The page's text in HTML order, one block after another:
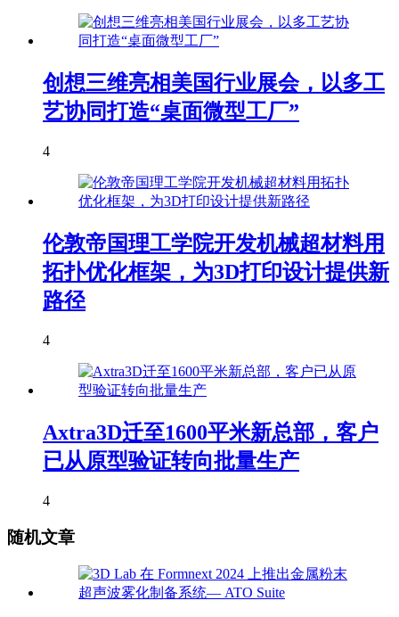
创想三维亮相美国行业展会，以多工
艺协同打造“桌面微型工厂”
4
伦敦帝国理工学院开发机械超材料用
拓扑优化框架，为3D打印设计提供新
路径
4
Axtra3D迁至1600平米新总部，客户
已从原型验证转向批量生产
4
随机文章